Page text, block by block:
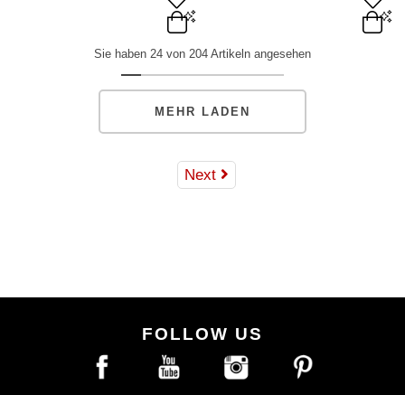
2XL
ADD TO BAG
S M
ADD TO BAG
Sie haben 24 von 204 Artikeln angesehen
MEHR LADEN
Next
FOLLOW US